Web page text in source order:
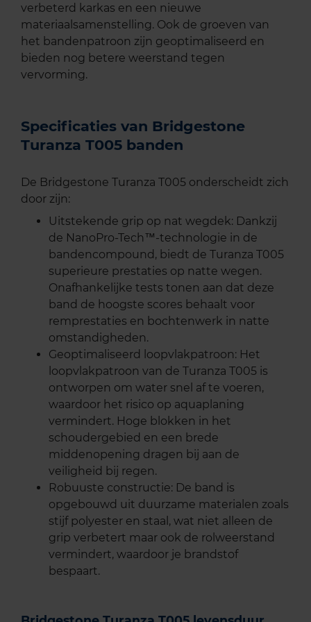
verbeterd karkas en een nieuwe
materiaalsamenstelling. Ook de groeven van
het bandenpatroon zijn geoptimaliseerd en
bieden nog betere weerstand tegen
vervorming.
Specificaties van Bridgestone
Turanza T005 banden
De Bridgestone Turanza T005 onderscheidt zich
door zijn:
Uitstekende grip op nat wegdek: Dankzij
de NanoPro-Tech™-technologie in de
bandencompound, biedt de Turanza T005
superieure prestaties op natte wegen.
Onafhankelijke tests tonen aan dat deze
band de hoogste scores behaalt voor
remprestaties en bochtenwerk in natte
omstandigheden.
Geoptimaliseerd loopvlakpatroon: Het
loopvlakpatroon van de Turanza T005 is
ontworpen om water snel af te voeren,
waardoor het risico op aquaplaning
vermindert. Hoge blokken in het
schoudergebied en een brede
middenopening dragen bij aan de
veiligheid bij regen.
Robuuste constructie: De band is
opgebouwd uit duurzame materialen zoals
stijf polyester en staal, wat niet alleen de
grip verbetert maar ook de rolweerstand
vermindert, waardoor je brandstof
bespaart.